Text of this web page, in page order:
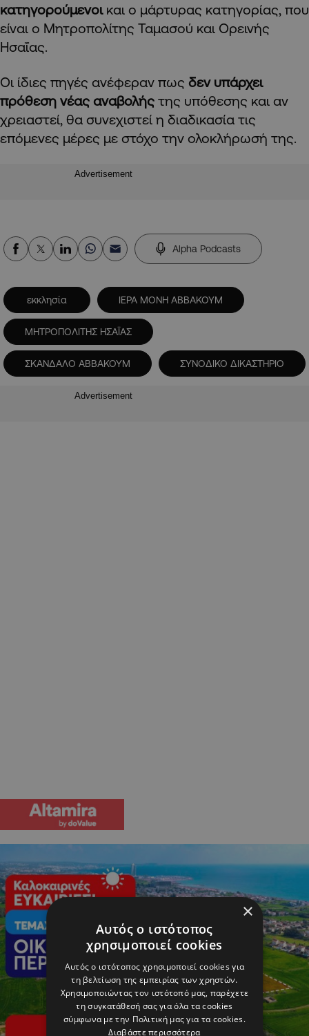
κατηγορούμενοι και ο μάρτυρας κατηγορίας, που
είναι ο Μητροπολίτης Ταμασού και Ορεινής
Ησαΐας.
Οι ίδιες πηγές ανέφεραν πως δεν υπάρχει
πρόθεση νέας αναβολής της υπόθεσης και αν
χρειαστεί, θα συνεχιστεί η διαδικασία τις
επόμενες μέρες με στόχο την ολοκλήρωσή της.
Advertisement
Alpha Podcasts
εκκλησία ΙΕΡΑ ΜΟΝΗ ΑΒΒΑΚΟΥΜ
ΜΗΤΡΟΠΟΛΙΤΗΣ ΗΣΑΪΑΣ
ΣΚΑΝΔΑΛΟ ΑΒΒΑΚΟΥΜ ΣΥΝΟΔΙΚΟ ΔΙΚΑΣΤΗΡΙΟ
Advertisement
×
Αυτός ο ιστότοπος
χρησιμοποιεί cookies
Αυτός ο ιστότοπος χρησιμοποιεί cookies για
τη βελτίωση της εμπειρίας των χρηστών.
Χρησιμοποιώντας τον ιστότοπό μας, παρέχετε
τη συγκατάθεσή σας για όλα τα cookies
σύμφωνα με την Πολιτική μας για τα cookies.
Διαβάστε περισσότερα